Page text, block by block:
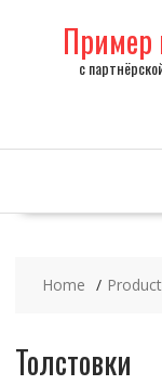
Пример
с
Home
Толстовки